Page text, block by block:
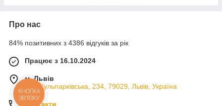
Про нас
84% позитивних з 4386 відгуків за рік
Працює з 16.10.2024
м. Львів
вул. Кульпарківська, 234, 79029, Львів, Україна
Контакти
КНОПКА
ЗВ'ЯЗКУ